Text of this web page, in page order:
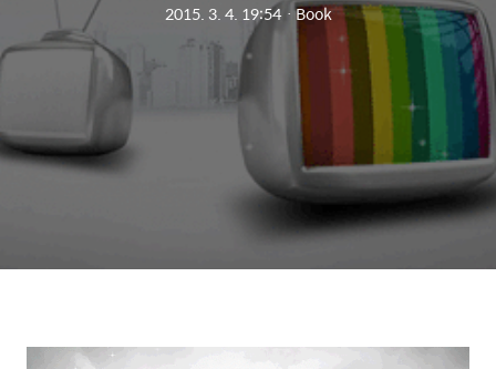
2015. 3. 4. 19:54ㆍBook